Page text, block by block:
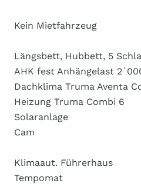
Kein Mietfahrzeug
Längsbett, Hubbett, 5
AHK fest Anhängelast
Dachklima Truma Aventa
Heizung Truma Combi 6
Solaranlage
Cam
Klimaaut. Führerhaus
Tempomat